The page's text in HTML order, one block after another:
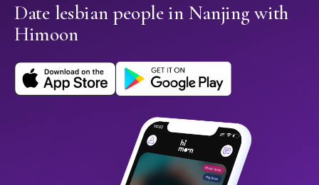
Date lesbian people in Nanjing with
Himoon